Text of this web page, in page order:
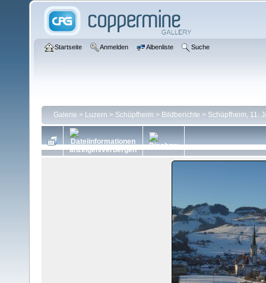
Startseite Anmelden Albenliste Suche
Galerie > Luzern > Schüpfheim > Bildberichte > Schüpfheim, 11.